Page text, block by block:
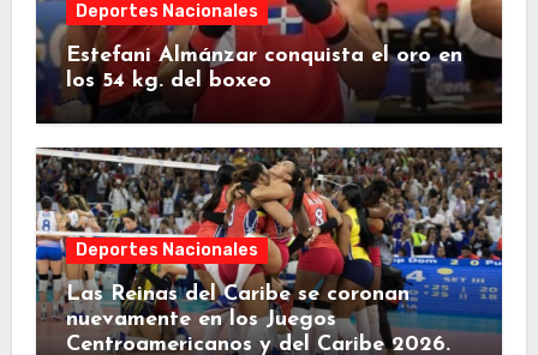
Deportes Nacionales
Estefani Almánzar conquista el oro en
los 54 kg. del boxeo
Deportes Nacionales
Las Reinas del Caribe se coronan
nuevamente en los Juegos
Centroamericanos y del Caribe 2026.